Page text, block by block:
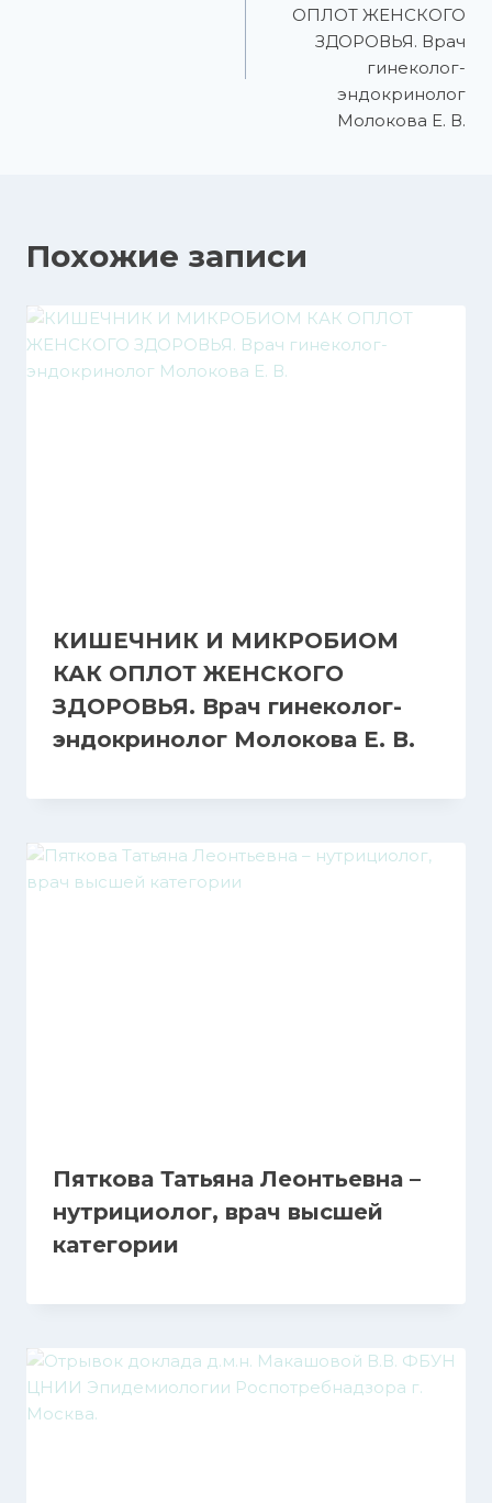
ОПЛОТ ЖЕНСКОГО
ЗДОРОВЬЯ. Врач
гинеколог-
эндокринолог
Молокова Е. В.
Похожие записи
КИШЕЧНИК И МИКРОБИОМ
КАК ОПЛОТ ЖЕНСКОГО
ЗДОРОВЬЯ. Врач гинеколог-
эндокринолог Молокова Е. В.
Пяткова Татьяна Леонтьевна –
нутрициолог, врач высшей
категории